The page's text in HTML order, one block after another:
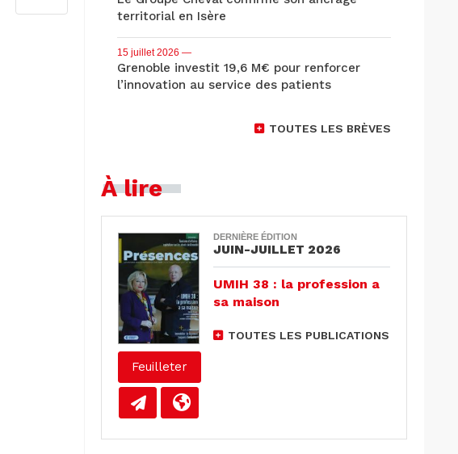
territorial en Isère
15 juillet 2026 —
Grenoble investit 19,6 M€ pour renforcer
l’innovation au service des patients
TOUTES LES BRÈVES
À lire
Feuilleter
DERNIÈRE ÉDITION
JUIN-JUILLET 2026
UMIH 38 : la profession a
sa maison
TOUTES LES PUBLICATIONS